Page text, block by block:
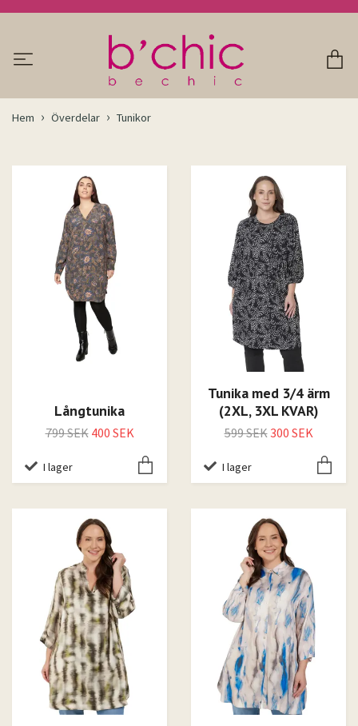
Hem Överdelar Tunikor
Långtunika
799 SEK 400 SEK
I lager
Tunika med 3/4 ärm
(2XL, 3XL KVAR)
599 SEK300 SEK
I lager